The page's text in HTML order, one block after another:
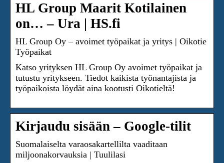
HL Group Maarit Kotilainen
on… – Ura | HS.fi
HL Group Oy – avoimet työpaikat ja yritys | Oikotie
Työpaikat
Katso yrityksen HL Group Oy avoimet työpaikat ja
tutustu yritykseen. Tiedot kaikista työnantajista ja
työpaikoista löydät aina kootusti Oikotieltä!
Kirjaudu sisään – Google-tilit
Suomalaiselta varaosakartellilta vaaditaan
miljoonakorvauksia | Tuulilasi